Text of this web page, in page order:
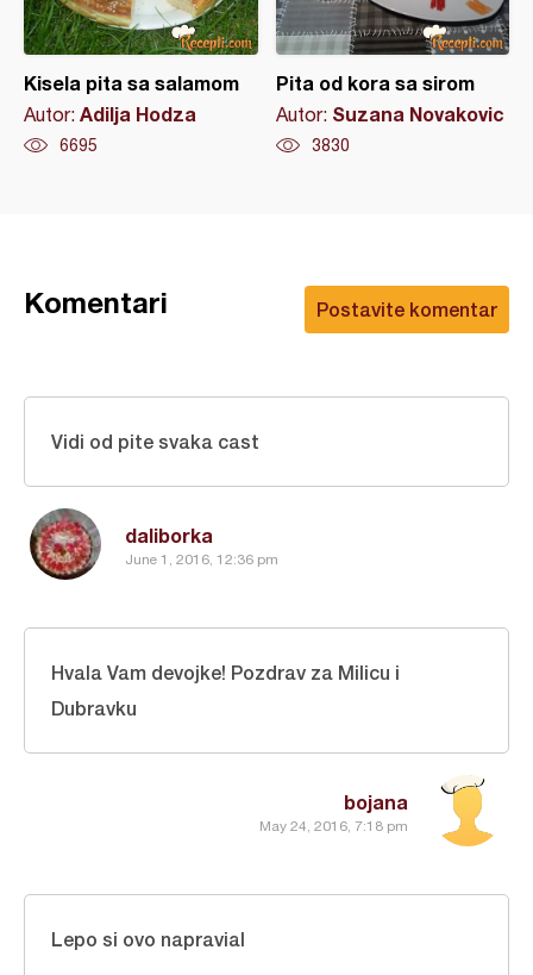
Kisela pita sa salamom
Autor: Adilja Hodza
6695
Pita od kora sa sirom
Autor: Suzana Novakovic
3830
Postavite komentar
Komentari
daliborka
June 1, 2016, 12:36 pm
Vidi od pite svaka cast
bojana
May 24, 2016, 7:18 pm
Hvala Vam devojke! Pozdrav za Milicu i
Dubravku
Lepo si ovo napravial